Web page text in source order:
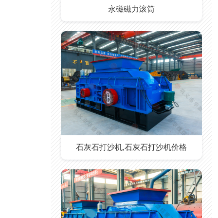
永磁磁力滚筒
石灰石打沙机,石灰石打沙机价格